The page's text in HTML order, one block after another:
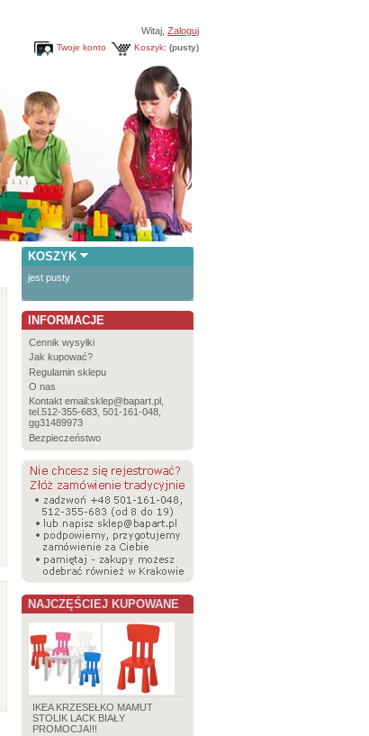
Witaj,Zaloguj
Koszyk: (pusty)
Twoje konto
KOSZYK
jest pusty
INFORMACJE
Cennik wysyłki
Jak kupować?
Regulamin sklepu
O nas
Kontakt email:sklep@bapart.pl,
tel.512-355-683, 501-161-048,
gg31489973
Bezpieczeństwo
NAJCZĘŚCIEJ KUPOWANE
IKEA KRZESEŁKO MAMUT
STOLIK LACK BIAŁY
PROMOCJA!!!